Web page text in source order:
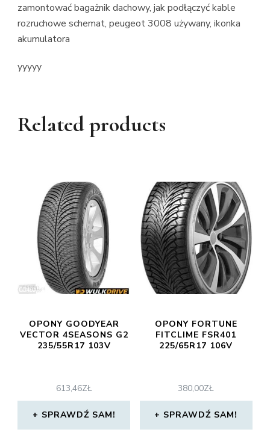
zamontować bagażnik dachowy, jak podłączyć kable
rozruchowe schemat, peugeot 3008 używany, ikonka
akumulatora
yyyyy
Related products
OPONY GOODYEAR
VECTOR 4SEASONS G2
235/55R17 103V
613,46ZŁ
SPRAWDŹ SAM!
OPONY FORTUNE
FITCLIME FSR401
225/65R17 106V
380,00ZŁ
SPRAWDŹ SAM!